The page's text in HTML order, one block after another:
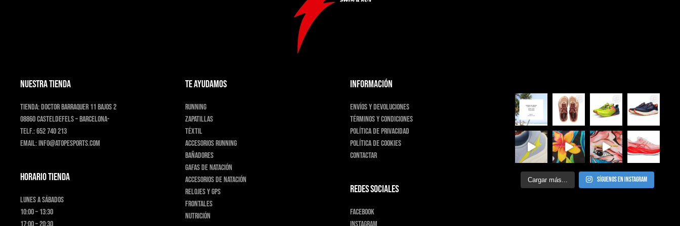
NUESTRA TIENDA
Tienda:Doctor Barraquer 11 bajos 2
08860 Casteldefels – Barcelona-
Telf.:652 740 213
Email:info@atopesports.com
HORARIO TIENDA
Lunes a Sábados
10:00 – 13:30
TE AYUDAMOS
Running
Zapatillas
Téxtil
Accesorios running
Bañadores
Gafas de natación
Accesorios de natación
Relojes y GPS
Frontales
Nutrición
INFORMACIÓN
Envíos y devoluciones
Términos y condiciones
Política de privacidad
Política de cookies
Contactar
Redes sociales
Facebook
Cargar más... Síguenos en Instagram